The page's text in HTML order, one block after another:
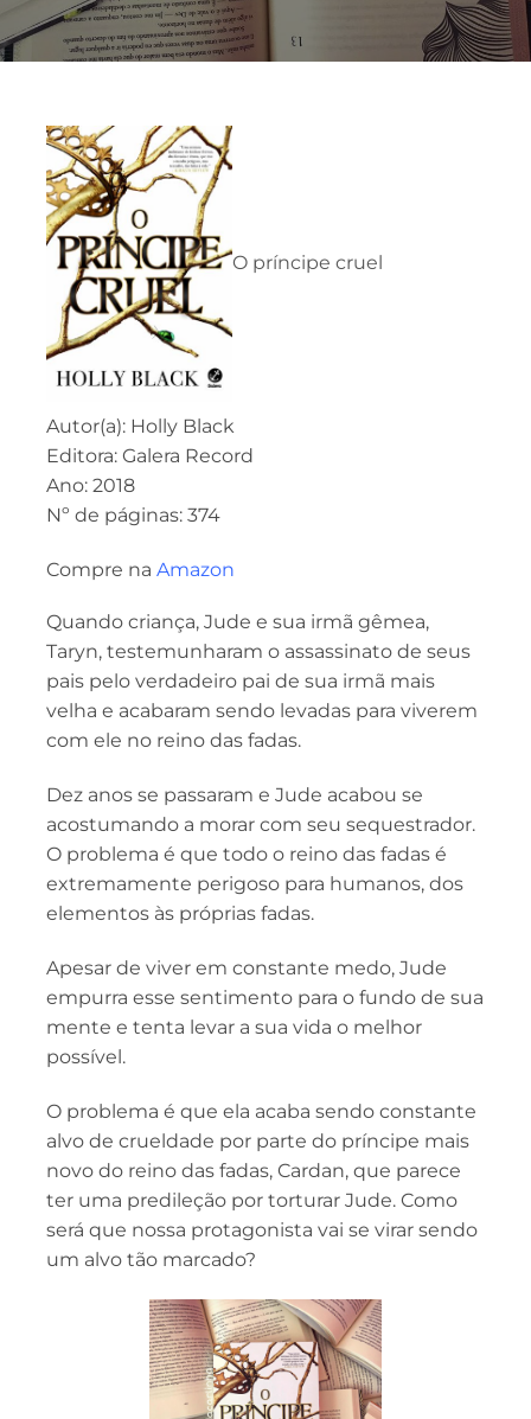
O príncipe cruel
Autor(a): Holly Black
Editora: Galera Record
Ano: 2018
Nº de páginas: 374
Compre na Amazon
Quando criança, Jude e sua irmã gêmea,
Taryn, testemunharam o assassinato de seus
pais pelo verdadeiro pai de sua irmã mais
velha e acabaram sendo levadas para viverem
com ele no reino das fadas.
Dez anos se passaram e Jude acabou se
acostumando a morar com seu sequestrador.
O problema é que todo o reino das fadas é
extremamente perigoso para humanos, dos
elementos às próprias fadas.
Apesar de viver em constante medo, Jude
empurra esse sentimento para o fundo de sua
mente e tenta levar a sua vida o melhor
possível.
O problema é que ela acaba sendo constante
alvo de crueldade por parte do príncipe mais
novo do reino das fadas, Cardan, que parece
ter uma predileção por torturar Jude. Como
será que nossa protagonista vai se virar sendo
um alvo tão marcado?